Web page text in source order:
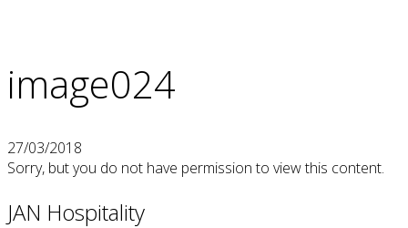
image024
27/03/2018
Sorry, but you do not have permission to view this content.
JAN Hospitality